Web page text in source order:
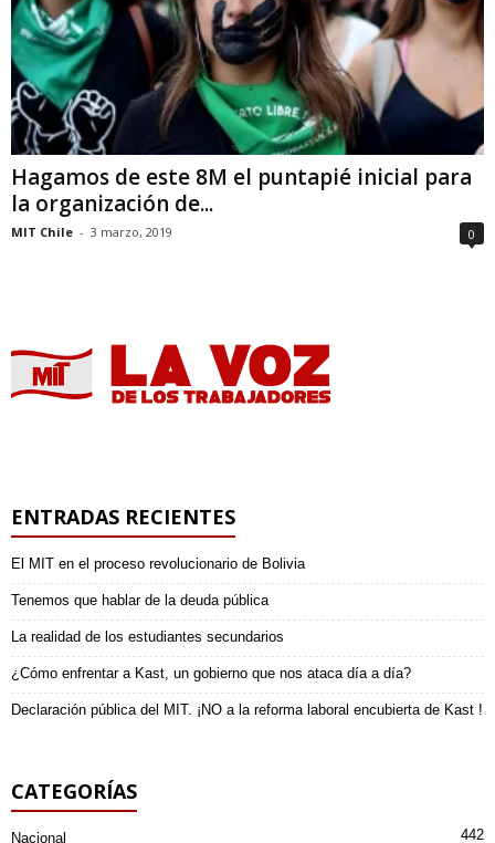
Hagamos de este 8M el puntapié inicial para
la organización de...
MIT Chile - 3 marzo, 2019 0
ENTRADAS RECIENTES
El MIT en el proceso revolucionario de Bolivia
Tenemos que hablar de la deuda pública
La realidad de los estudiantes secundarios
¿Cómo enfrentar a Kast, un gobierno que nos ataca día a día?
Declaración pública del MIT. ¡NO a la reforma laboral encubierta de Kast !
CATEGORÍAS
Nacional 442